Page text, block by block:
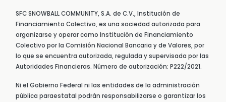
SFC SNOWBALL COMMUNITY, S.A. de C.V., Institución de
Financiamiento Colectivo, es una sociedad autorizada para
organizarse y operar como Institución de Financiamiento
Colectivo por la Comisión Nacional Bancaria y de Valores, por
lo que se encuentra autorizada, regulada y supervisada por las
Autoridades Financieras. Número de autorización: P222/2021.
Ni el Gobierno Federal ni las entidades de la administración
pública paraestatal podrán responsabilizarse o garantizar los